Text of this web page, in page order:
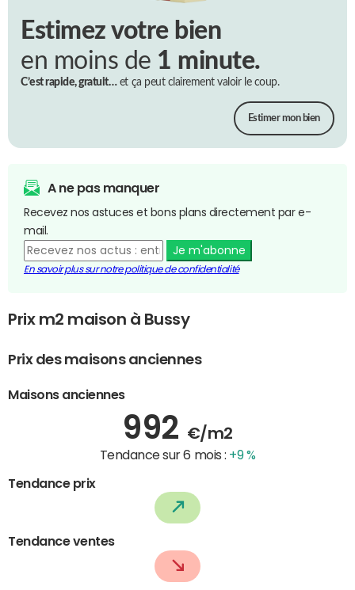
Estimez votre bien
en moins de 1 minute.
C’est rapide, gratuit…et ça peut clairement valoir le coup.
Estimer mon bien
A ne pas manquer
Recevez nos astuces et bons plans directement par e-
mail.
Je m'abonne
En savoir plus sur notre politique de confidentialité
Prix m2 maison à Bussy
Prix des maisons anciennes
Maisons anciennes
992 €/m2
Tendance sur 6 mois : +9 %
Tendance prix
Tendance ventes